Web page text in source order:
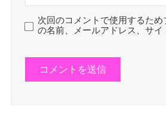
次回のコメントで使用するため
の名前、メールアドレス、サイ